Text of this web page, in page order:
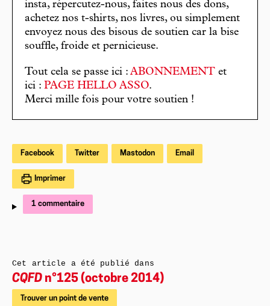
insta, répercutez-nous, faites nous des dons,
achetez nos t-shirts, nos livres, ou simplement
envoyez nous des bisous de soutien car la bise
souffle, froide et pernicieuse.
Tout cela se passe ici : ABONNEMENT et
ici : PAGE HELLO ASSO.
Merci mille fois pour votre soutien !
Facebook Twitter Mastodon Email
Imprimer
1 commentaire
Cet article a été publié dans
CQFD n°125 (octobre 2014)
Trouver un point de vente